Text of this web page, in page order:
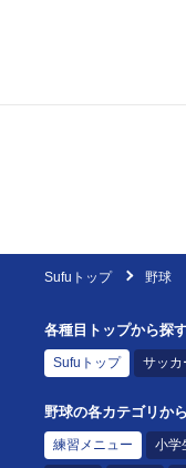
Sufuトップ 野球
各種目トップから探
Sufuトップ サッカ
野球の各カテゴリか
練習メニュー 小学